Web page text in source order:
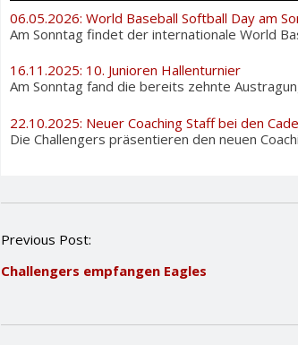
06.05.2026: World Baseball Softball Day am
Am Sonntag findet der internationale World
16.11.2025: 10. Junioren Hallenturnier
Am Sonntag fand die bereits zehnte
22.10.2025: Neuer Coaching Staff bei den
Die Challengers präsentieren den neuen
P
s
a
Previous Post:
Challengers empfangen Eagles